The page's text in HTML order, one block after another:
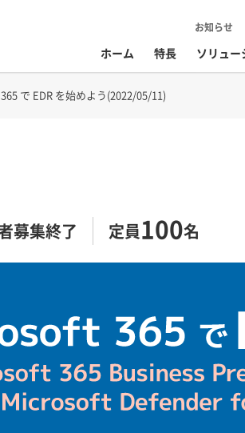
ホーム 特長 ソリュー
お知らせ
で EDR を始めよう(2022/05/11)
募集終了 定員100名